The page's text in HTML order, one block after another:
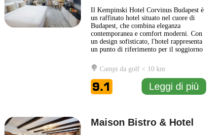
Il Kempinski Hotel Corvinus Budapest è
un raffinato hotel situato nel cuore di
Budapest, che combina eleganza
contemporanea e comfort moderni. Con
un design sofisticato, l'hotel rappresenta
un punto di riferimento per il soggiorno
strategica che facilita l'accesso alle
principali attrazioni turistiche della città,
tra cui il Ponte delle Libertà, la
Basilica
... Leggi di più
Campi da golf < 10 km
9.1 Leggi di più
Maison Bistro & Hotel